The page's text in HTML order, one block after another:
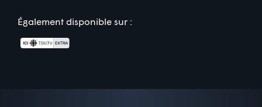
Également disponible sur :